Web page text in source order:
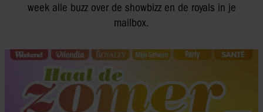
week alle buzz over de showbizz en de royals in je
mailbox.